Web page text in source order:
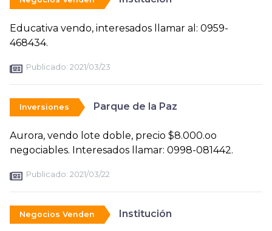
Educativa vendo, interesados llamar al: 0959-
468434.
Publicado: 2021/03/23
Inversiones Parque de la Paz
Aurora, vendo lote doble, precio $8.000.oo
negociables. Interesados llamar: 0998-081442.
Publicado: 2021/03/22
Negocios Venden Institución